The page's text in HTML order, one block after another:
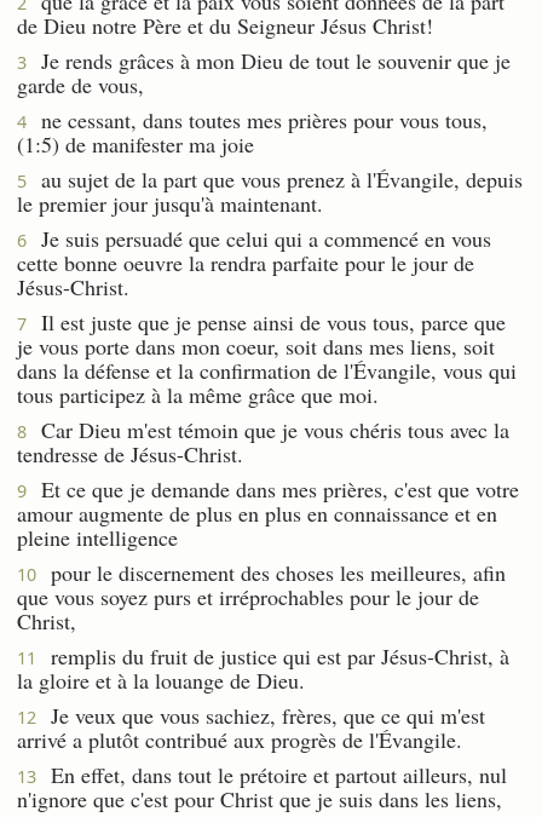
de Dieu notre Père et du Seigneur Jésus Christ!
3
Je rends grâces à mon Dieu de tout le souvenir que je
garde de vous,
4
ne cessant, dans toutes mes prières pour vous tous,
(1:5) de manifester ma joie
5
au sujet de la part que vous prenez à l'Évangile, depuis
le premier jour jusqu'à maintenant.
6
Je suis persuadé que celui qui a commencé en vous
cette bonne oeuvre la rendra parfaite pour le jour de
Jésus-Christ.
7
Il est juste que je pense ainsi de vous tous, parce que
je vous porte dans mon coeur, soit dans mes liens, soit
dans la défense et la confirmation de l'Évangile, vous qui
tous participez à la même grâce que moi.
8
Car Dieu m'est témoin que je vous chéris tous avec la
tendresse de Jésus-Christ.
9
Et ce que je demande dans mes prières, c'est que votre
amour augmente de plus en plus en connaissance et en
pleine intelligence
10
pour le discernement des choses les meilleures, afin
que vous soyez purs et irréprochables pour le jour de
Christ,
11
remplis du fruit de justice qui est par Jésus-Christ, à
la gloire et à la louange de Dieu.
12
Je veux que vous sachiez, frères, que ce qui m'est
arrivé a plutôt contribué aux progrès de l'Évangile.
13
En effet, dans tout le prétoire et partout ailleurs, nul
n'ignore que c'est pour Christ que je suis dans les liens,